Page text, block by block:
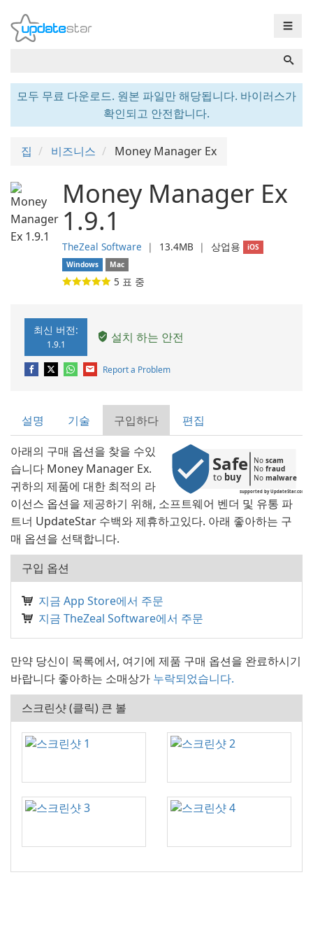
☰
모두 무료 다운로드. 원본 파일만 해당됩니다. 바이러스가
확인되고 안전합니다.
집 비즈니스 Money Manager Ex
Money Manager Ex
1.9.1
TheZeal Software ❘ 13.4MB ❘ 상업용
iOS
Windows
Mac
5 표 중
최신 버전:
1.9.1 설치 하는 안전
Report a Problem
설명 기술 구입하다 편집
supported by UpdateStar.com
Safe
to buy
No scam
No fraud
No malware
아래의 구매 옵션을 찾을 수있
습니다 Money Manager Ex.
귀하의 제품에 대한 최적의 라
이선스 옵션을 제공하기 위해, 소프트웨어 벤더 및 유통 파
트너 UpdateStar 수백와 제휴하고있다. 아래 좋아하는 구
매 옵션을 선택합니다.
구입 옵션
지금 App Store에서 주문
지금 TheZeal Software에서 주문
만약 당신이 목록에서, 여기에 제품 구매 옵션을 완료하시기
바랍니다 좋아하는 소매상가 누락되었습니다.
스크린샷 (클릭) 큰 볼